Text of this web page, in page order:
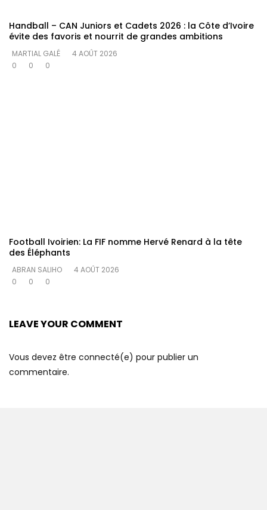
Handball – CAN Juniors et Cadets 2026 : la Côte d’Ivoire
évite des favoris et nourrit de grandes ambitions
MARTIAL GALÉ
4 AOÛT 2026
0
0 0
Football Ivoirien: La FIF nomme Hervé Renard à la tête
des Éléphants
ABRAN SALIHO
4 AOÛT 2026
0
0 0
LEAVE YOUR COMMENT
Vous devez être connecté(e) pour publier un
commentaire.